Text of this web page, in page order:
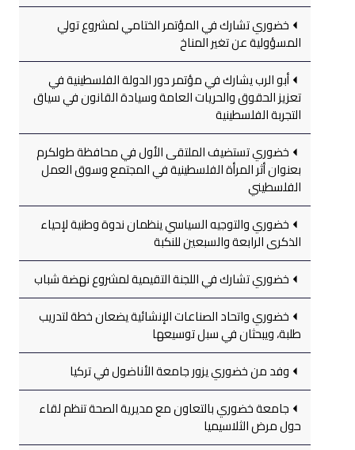
خضوري تشارك في المؤتمر الختامي لمشروع تولي
المسؤولية عن تغير المناخ
أبو الرب يشارك في مؤتمر دور الدولة الفلسطينية في
تعزيز الحقوق والحريات العامة وسيادة القانون في سياق
التجربة الفلسطينية
خضوري تستضيف الملتقى الأول في محافظة طولكرم
بعنوان أثر المرأة الفلسطينية في المجتمع وسوق العمل
الفلسطيني
خضوري والتوجيه السياسي ينظمان ندوة وطنية لإحياء
الذكرى الرابعة والسبعين للنكبة
خضوري تشارك في اللجنة التقيمية لمشروع نهضة شباب
خضوري واتحاد الصناعات الإنشائية يضعان خطة لتدريب
طلبة، ويبحثان في سبل توسيعها
وفد من خضوري يزور جامعة الأناضول في تركيا
جامعة خضوري بالتعاون مع مديرية الصحة تنظم لقاء
حول مرض الثلاسيميا